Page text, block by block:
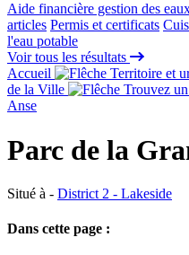
Aide financière gestion des
articles Permis et certificats
l'eau potable
Voir tous les résultats
Accueil
Territoire et
de la Ville
Trouvez
Anse
Parc de la
Situé à - District 2 - Lakeside
Dans cette page :